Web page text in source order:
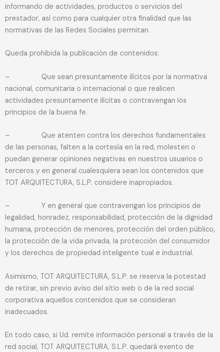
informando de actividades, productos o servicios del
prestador, así como para cualquier otra finalidad que las
normativas de las Redes Sociales permitan.
Queda prohibida la publicación de contenidos:
– Que sean presuntamente ilícitos por la normativa
nacional, comunitaria o internacional o que realicen
actividades presuntamente ilícitas o contravengan los
principios de la buena fe.
– Que atenten contra los derechos fundamentales
de las personas, falten a la cortesía en la red, molesten o
puedan generar opiniones negativas en nuestros usuarios o
terceros y en general cualesquiera sean los contenidos que
TOT ARQUITECTURA, S.L.P. considere inapropiados.
– Y en general que contravengan los principios de
legalidad, honradez, responsabilidad, protección de la dignidad
humana, protección de menores, protección del orden público,
la protección de la vida privada, la protección del consumidor
y los derechos de propiedad inteligente tual e industrial.
Asimismo, TOT ARQUITECTURA, S.L.P. se reserva la potestad
de retirar, sin previo aviso del sitio web o de la red social
corporativa aquellos contenidos que se consideran
inadecuados.
En todo caso, si Ud. remite información personal a través de la
red social, TOT ARQUITECTURA, S.L.P. quedará exento de